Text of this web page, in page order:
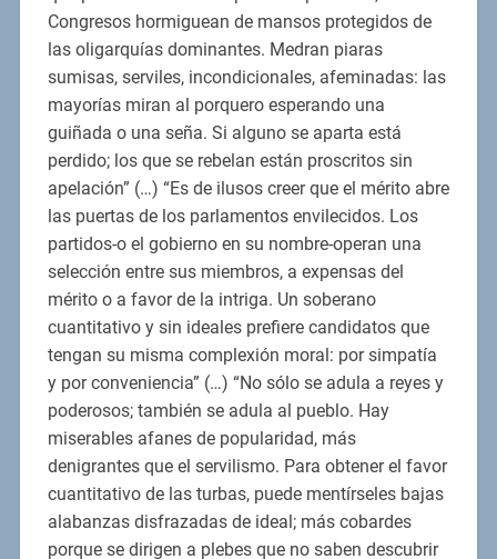
Congresos hormiguean de mansos protegidos de
las oligarquías dominantes. Medran piaras
sumisas, serviles, incondicionales, afeminadas: las
mayorías miran al porquero esperando una
guiñada o una seña. Si alguno se aparta está
perdido; los que se rebelan están proscritos sin
apelación” (…) “Es de ilusos creer que el mérito abre
las puertas de los parlamentos envilecidos. Los
partidos-o el gobierno en su nombre-operan una
selección entre sus miembros, a expensas del
mérito o a favor de la intriga. Un soberano
cuantitativo y sin ideales prefiere candidatos que
tengan su misma complexión moral: por simpatía
y por conveniencia” (…) “No sólo se adula a reyes y
poderosos; también se adula al pueblo. Hay
miserables afanes de popularidad, más
denigrantes que el servilismo. Para obtener el favor
cuantitativo de las turbas, puede mentírseles bajas
alabanzas disfrazadas de ideal; más cobardes
porque se dirigen a plebes que no saben descubrir